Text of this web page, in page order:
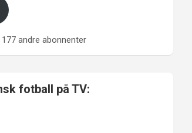
andre abonnenter
fotball på TV: